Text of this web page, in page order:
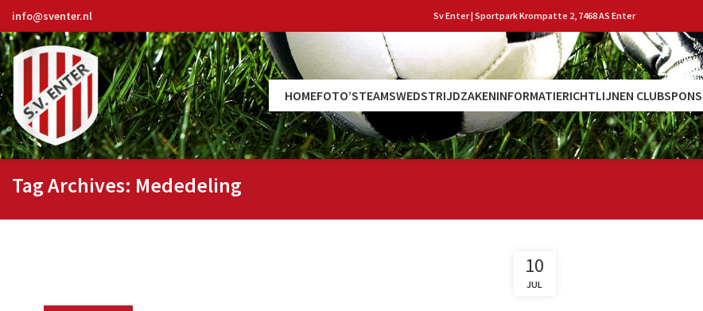
info@sventer.nl Sv Enter | Sportpark Krompatte 2, 7468 AS Enter
HOMEFOTO’STEAMSWEDSTRIJDZAKENINFORMATIERICHTLIJNEN CLUB
Tag Archives: Mededeling
10
JUL